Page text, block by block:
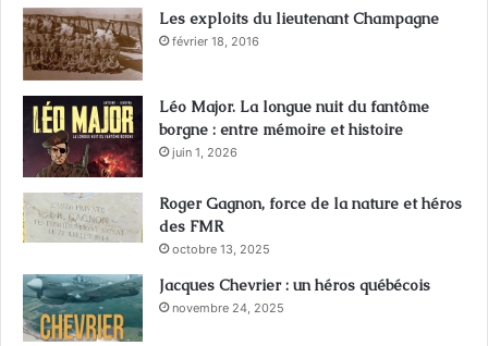
Les exploits du lieutenant Champagne
février 18, 2016
Léo Major. La longue nuit du fantôme
borgne : entre mémoire et histoire
juin 1, 2026
Roger Gagnon, force de la nature et héros
des FMR
octobre 13, 2025
Jacques Chevrier : un héros québécois
novembre 24, 2025